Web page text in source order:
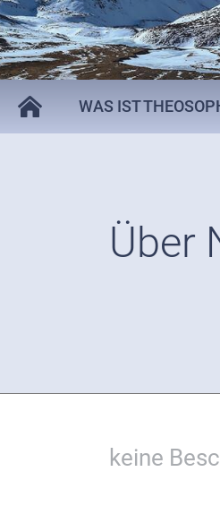
WAS IST
Über
keine